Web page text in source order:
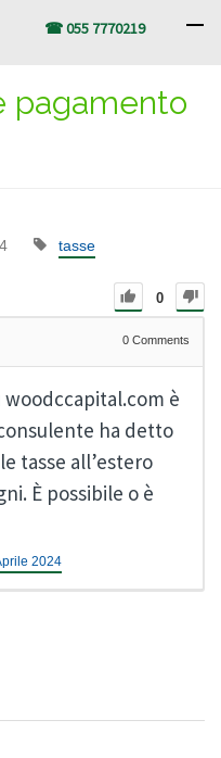
☎ 055 7770219
pagamento
tasse
0
0 Comments
è
ha detto
tasse all’estero
È possibile o è
2024